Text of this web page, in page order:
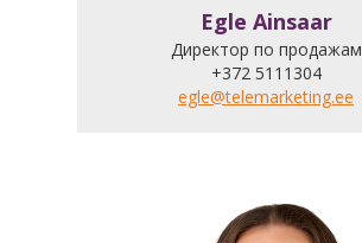
Egle Ainsaar
Директор по продажам
+372 5111304
egle@telemarketing.ee